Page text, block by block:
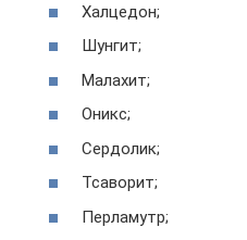
Халцедон;
Шунгит;
Малахит;
Оникс;
Сердолик;
Тсаворит;
Перламутр;